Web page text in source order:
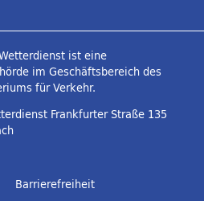
ist eine
im Geschäftsbereich des
für Verkehr.
Frankfurter Straße 135
Barrierefreiheit